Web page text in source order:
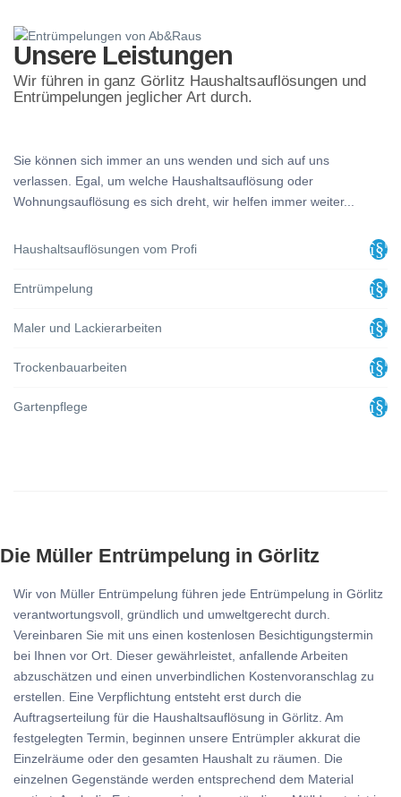
Unsere Leistungen
Wir führen in ganz Görlitz Haushaltsauflösungen und
Entrümpelungen jeglicher Art durch.
Sie können sich immer an uns wenden und sich auf uns
verlassen. Egal, um welche Haushaltsauflösung oder
Wohnungsauflösung es sich dreht, wir helfen immer weiter...
Haushaltsauflösungen vom Profi
Entrümpelung
Maler und Lackierarbeiten
Trockenbauarbeiten
Gartenpflege
Die Müller Entrümpelung in Görlitz
Wir von Müller Entrümpelung führen jede Entrümpelung in Görlitz
verantwortungsvoll, gründlich und umweltgerecht durch.
Vereinbaren Sie mit uns einen kostenlosen Besichtigungstermin
bei Ihnen vor Ort. Dieser gewährleistet, anfallende Arbeiten
abzuschätzen und einen unverbindlichen Kostenvoranschlag zu
erstellen. Eine Verpflichtung entsteht erst durch die
Auftragserteilung für die Haushaltsauflösung in Görlitz. Am
festgelegten Termin, beginnen unsere Entrümpler akkurat die
Einzelräume oder den gesamten Haushalt zu räumen. Die
einzelnen Gegenstände werden entsprechend dem Material